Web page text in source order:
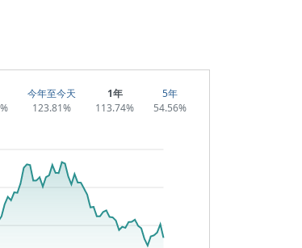
今年至今天
123.81%
1年
113.74%
5年
54.56%